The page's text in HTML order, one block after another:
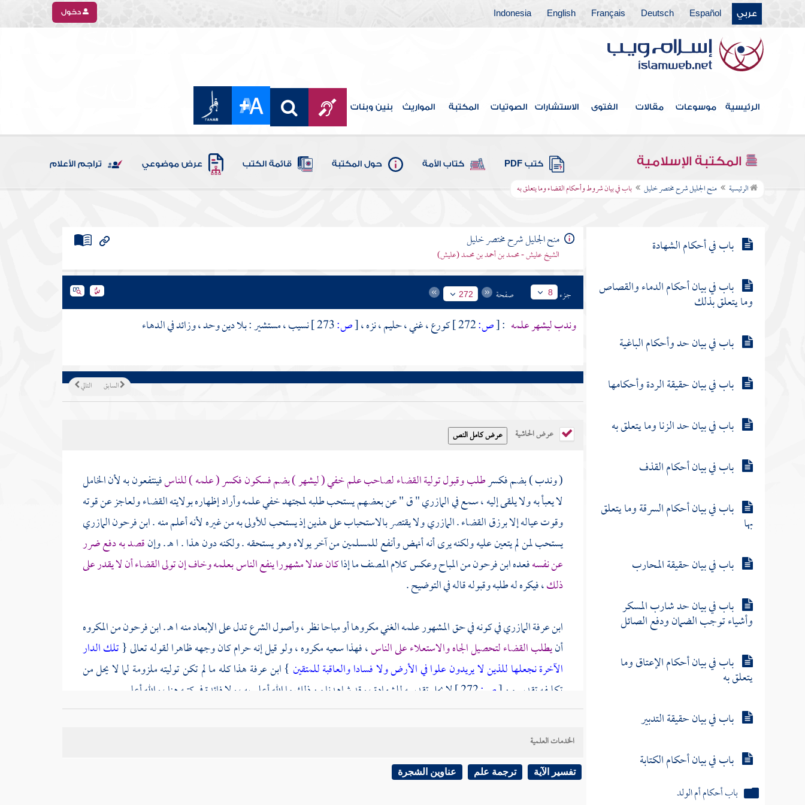
عربي Español
Deutsch
Français
English
Indonesia دخول
الرئيسية موسوعات مقالات الفتوى الاستشارات الصوتيات المكتبة المواريث بنين وبنات
المكتبة الإسلامية كتب PDF كتاب الأمة حول المكتبة قائمة الكتب عرض موضوعي تراجم الأعلام
الرئيسية منح الجليل شرح مختصر خليل باب في بيان شروط وأحكام القضاء وما يتعلق به
باب في بيان أحكام الوقف وما يتعلق
باب في بيان الهبة وأحكامها وما
باب اللقطة والضالة والآبق واللقيط
وما يتعلق بها
باب في بيان شروط وأحكام القضاء
باب في أحكام الشهادة
باب في بيان أحكام الدماء والقصاص
وما يتعلق بذلك
باب في بيان حد وأحكام الباغية
باب في بيان حقيقة الردة وأحكامها
باب في بيان حد الزنا وما يتعلق به
باب في بيان أحكام القذف
باب في بيان أحكام السرقة وما يتعلق
بها
باب في بيان حقيقة المحارب
باب في بيان حد شارب المسكر
وأشياء توجب الضمان ودفع الصائل
باب في بيان أحكام الإعتاق وما
يتعلق به
باب في بيان حقيقة التدبير
باب في بيان أحكام الكتابة
باب أحكام أم الولد
منح الجليل شرح مختصر خليل
الشيخ عليش - محمد بن أحمد بن محمد (عليش)
جزء 8 صفحة 272
وندب ليشهر علمه :
[ص: كورع ، غني ، حليم ، نزه ،[ص: نسيب ، مستشير : بلا دين وحد ، وزائد في الدهاء
التالي السابق
عرض الحاشية
( وندب ) بضم فكسرطلب وقبول تولية القضاء لصاحب علم خفي ( ليشهر ) بضم فسكون فكسر ( علمه ) للناسفينتفعون به لأن الخامل
لا يعبأ به ولا يلقى إليه ، سمع فيالمازري"ق" عن بعضهم يستحب طلبه لمجتهد خفي علمه وأراد إظهاره بولايته القضاء ولعاجز عن قوته
وقوت عياله إلا برزق القضاء .المازريولا يقتصر بالاستحباب على هذين إذ يستحب للأولى به من غيره لأنه أعلم منه .ابن فرحونالمازري
يستحب لمن لم يتعين عليه ولكنه يرى أنه أنهض وأنفع للمسلمين من آخر يولاه وهو يستحقه . ولكنه دون هذا . ا هـ . وإنقصد به دفع ضرر
عن نفسهفعدهابن فرحونمن المباح وعكس كلامالمصنفما إذاكان عدلا مشهورا ينفع الناس بعلمه وخاف إن تولى القضاء أن لا يقدر على
ذلك، فيكره له طلبه وقبوله قاله في التوضيح .
ابن عرفةالمازريفي كونه في حق المشهور علمه الغني مكروها أو مباحا نظر ، وأصول الشرع تدل على الإبعاد منه ا هـ .ابن فرحونمن المكروه
أنيطلب القضاء لتحصيل الجاه والاستعلاء على الناس، فهذا سعيه مكروه ، ولو قيل إنه حرام كان وجهه ظاهرا لقوله تعالى {تلك الدار
الآخرة نجعلها للذين لا يريدون علوا في الأرض ولا فسادا والعاقبة للمتقين}ابن عرفةهذا كله ما لم تكن توليته ملزومة لما لا يحل من
تكليفه تقديم من [ص:
لا يحل تقديمه للشهادة ، وقد شاهدنا من ذلك ما الله أعلم به ، ولا فائدة في كتبه هنا ، والله أعلم .
وشبه في الندب فقال ( ك ) تولية ( ورع ) بفتح الواو وكسر الراء أي تارك الشبهات خوف الوقوع في المحرمات ، والنزه هو الذي لا يطمع فيما
الذخيرةابن محرزلا يأتي بما نصب له حتى يكون ذا نزاهة ونصيحة ورحمة وصلابة ليفارق بالنزاهة التشوف لما في أيدي الناس وبالنصيحة
الخدمات العلمية
تفسير الآية ترجمة علم عناوين الشجرة